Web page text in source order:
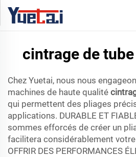
cintrage de
Chez Yuetai, nous nous
machines de haute qualité
qui permettent des pliages
applications. DURABLE ET
sommes efforcés de créer un
facilitera considérablement votre
OFFRIR DES PERFORMANCES